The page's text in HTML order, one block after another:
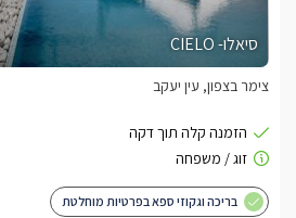
סיאלו- CIELO
צימר בצפון, עין יעקב
בריכה וגקוזי ספא בפרטיות מוחלטת